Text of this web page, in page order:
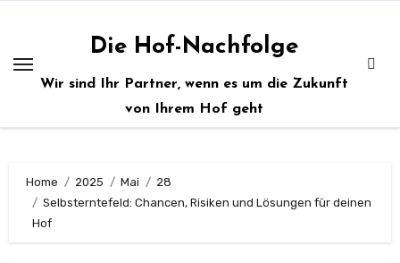
springen
Die Hof-Nachfolge
Wir sind Ihr Partner, wenn es um die Zukunft
von Ihrem Hof geht
Home 2025 Mai
28
Selbsterntefeld: Chancen, Risiken und Lösungen für deinen
Hof